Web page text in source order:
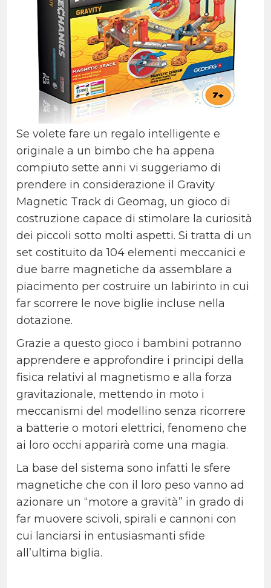
Se volete fare un regalo intelligente e
originale a un bimbo che ha appena
compiuto sette anni vi suggeriamo di
prendere in considerazione il Gravity
Magnetic Track di Geomag, un gioco di
costruzione capace di stimolare la curiosità
dei piccoli sotto molti aspetti. Si tratta di un
set costituito da 104 elementi meccanici e
due barre magnetiche da assemblare a
piacimento per costruire un labirinto in cui
far scorrere le nove biglie incluse nella
dotazione.
Grazie a questo gioco i bambini potranno
apprendere e approfondire i principi della
fisica relativi al magnetismo e alla forza
gravitazionale, mettendo in moto i
meccanismi del modellino senza ricorrere
a batterie o motori elettrici, fenomeno che
ai loro occhi apparirà come una magia.
La base del sistema sono infatti le sfere
magnetiche che con il loro peso vanno ad
azionare un “motore a gravità” in grado di
far muovere scivoli, spirali e cannoni con
cui lanciarsi in entusiasmanti sfide
all’ultima biglia.